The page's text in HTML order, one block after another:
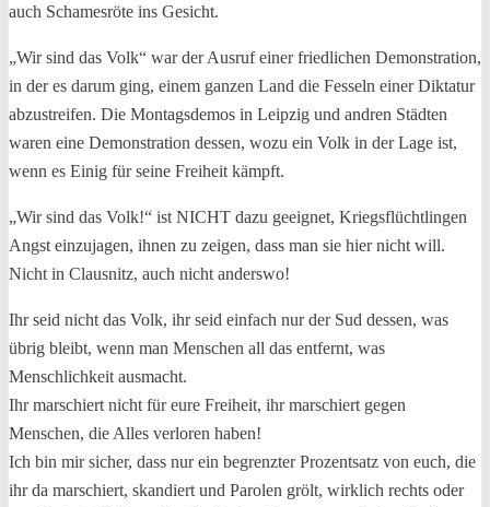
auch Schamesröte ins Gesicht.
„Wir sind das Volk“ war der Ausruf einer friedlichen Demonstration,
in der es darum ging, einem ganzen Land die Fesseln einer Diktatur
abzustreifen. Die Montagsdemos in Leipzig und andren Städten
waren eine Demonstration dessen, wozu ein Volk in der Lage ist,
wenn es Einig für seine Freiheit kämpft.
„Wir sind das Volk!“ ist NICHT dazu geeignet, Kriegsflüchtlingen
Angst einzujagen, ihnen zu zeigen, dass man sie hier nicht will.
Nicht in Clausnitz, auch nicht anderswo!
Ihr seid nicht das Volk, ihr seid einfach nur der Sud dessen, was
übrig bleibt, wenn man Menschen all das entfernt, was
Menschlichkeit ausmacht.
Ihr marschiert nicht für eure Freiheit, ihr marschiert gegen
Menschen, die Alles verloren haben!
Ich bin mir sicher, dass nur ein begrenzter Prozentsatz von euch, die
ihr da marschiert, skandiert und Parolen grölt, wirklich rechts oder